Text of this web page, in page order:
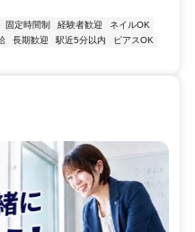
固定時間制 経験者歓迎
ネイルOK
長期歓迎 駅近5分以内
ピアスOK